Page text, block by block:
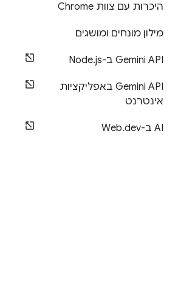
היכרות עם צוות Chrome
מילון מונחים ומושגים
Gemini API ב-Node .js
Gemini API באפליקציות
אינטרנט
AI ב-Web .dev